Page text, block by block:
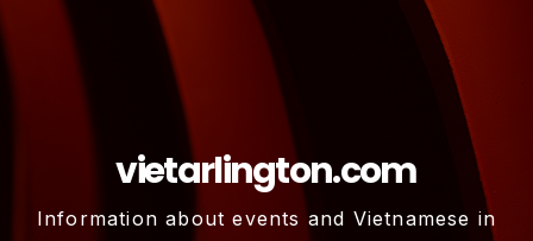
vietarlington.com
Information about events and Vietnamese in